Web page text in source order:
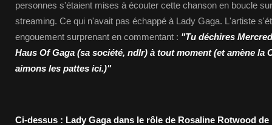
personnes s'étaient mises à écouter cette chanson en boucle
streaming. Ce qui n'avait pas échappé à Lady Gaga. L'artiste
engouement surprenant en commentant : "Tu déchires
Haus Of Gaga (sa société, ndlr) à tout moment (et amène la
aimons les pattes ici.)"
Ci-dessus : Lady Gaga dans le rôle de Rosaline Rotwood